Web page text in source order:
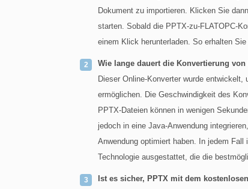
Dokument zu importieren. Klicken Sie
starten. Sobald die PPTX-zu-FLATOPC-
einem Klick herunterladen. So erhalten
Wie lange dauert die Konvertierung von
Dieser Online-Konverter wurde
ermöglichen. Die Geschwindigkeit des
PPTX-Dateien können in wenigen
jedoch in eine Java-Anwendung
Anwendung optimiert haben. In jedem
Technologie ausgestattet, die die
Ist es sicher, PPTX mit dem